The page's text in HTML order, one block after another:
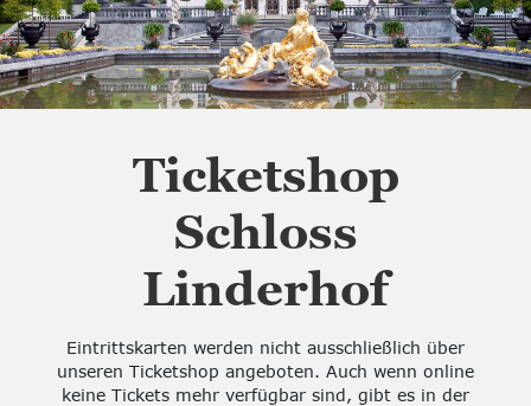
Ticketshop
Schloss
Linderhof
Eintrittskarten werden nicht ausschließlich über
unseren Ticketshop angeboten. Auch wenn online
keine Tickets mehr verfügbar sind, gibt es in der